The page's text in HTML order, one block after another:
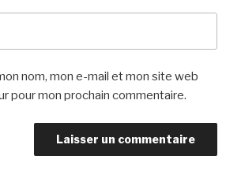
nom, mon e-mail et mon site web
pour mon prochain commentaire.